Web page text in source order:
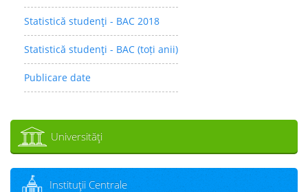
Statistică studenţi - BAC 2018
Statistică studenţi - BAC (toți anii)
Publicare date
Universităţi
Instituţii Centrale